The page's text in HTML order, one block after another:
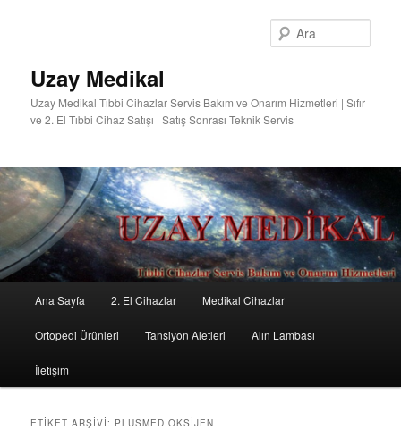
Uzay Medikal
Uzay Medikal Tıbbi Cihazlar Servis Bakım ve Onarım Hizmetleri | Sıfır
ve 2. El Tıbbi Cihaz Satışı | Satış Sonrası Teknik Servis
Birincil
içeriğe
geç
İkincil
içeriğe
geç
Ana Sayfa 2. El Cihazlar Medikal Cihazlar
Ortopedi Ürünleri Tansiyon Aletleri Alın Lambası
İletişim
ETIKET ARŞIVI: PLUSMED OKSIJEN